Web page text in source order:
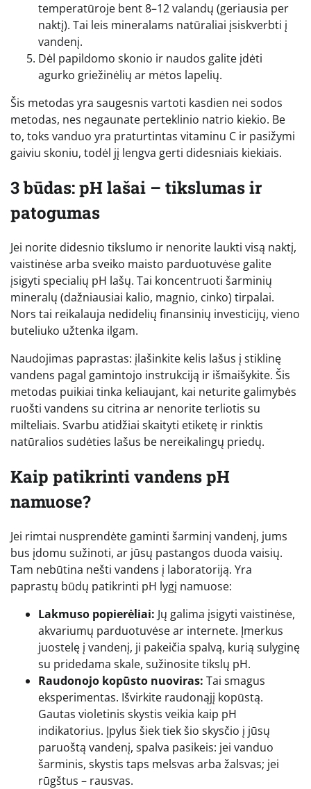
temperatūroje bent 8–12 valandų (geriausia per
naktį). Tai leis mineralams natūraliai įsiskverbti į
vandenį.
Dėl papildomo skonio ir naudos galite įdėti
agurko griežinėlių ar mėtos lapelių.
Šis metodas yra saugesnis vartoti kasdien nei sodos
metodas, nes negaunate perteklinio natrio kiekio. Be
to, toks vanduo yra praturtintas vitaminu C ir pasižymi
gaiviu skoniu, todėl jį lengva gerti didesniais kiekiais.
3 būdas: pH lašai – tikslumas ir
patogumas
Jei norite didesnio tikslumo ir nenorite laukti visą naktį,
vaistinėse arba sveiko maisto parduotuvėse galite
įsigyti specialių pH lašų. Tai koncentruoti šarminių
mineralų (dažniausiai kalio, magnio, cinko) tirpalai.
Nors tai reikalauja nedidelių finansinių investicijų, vieno
buteliuko užtenka ilgam.
Naudojimas paprastas: įlašinkite kelis lašus į stiklinę
vandens pagal gamintojo instrukciją ir išmaišykite. Šis
metodas puikiai tinka keliaujant, kai neturite galimybės
ruošti vandens su citrina ar nenorite terliotis su
milteliais. Svarbu atidžiai skaityti etiketę ir rinktis
natūralios sudėties lašus be nereikalingų priedų.
Kaip patikrinti vandens pH
namuose?
Jei rimtai nusprendėte gaminti šarminį vandenį, jums
bus įdomu sužinoti, ar jūsų pastangos duoda vaisių.
Tam nebūtina nešti vandens į laboratoriją. Yra
paprastų būdų patikrinti pH lygį namuose:
Lakmuso popierėliai: Jų galima įsigyti vaistinėse,
akvariumų parduotuvėse ar internete. Įmerkus
juostelę į vandenį, ji pakeičia spalvą, kurią sulyginę
su pridedama skale, sužinosite tikslų pH.
Raudonojo kopūsto nuoviras: Tai smagus
eksperimentas. Išvirkite raudonąjį kopūstą.
Gautas violetinis skystis veikia kaip pH
indikatorius. Įpylus šiek tiek šio skysčio į jūsų
paruoštą vandenį, spalva pasikeis: jei vanduo
šarminis, skystis taps melsvas arba žalsvas; jei
rūgštus – rausvas.